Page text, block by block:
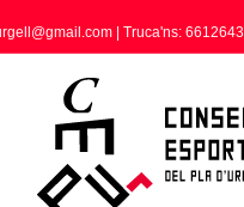
| Truca'ns: